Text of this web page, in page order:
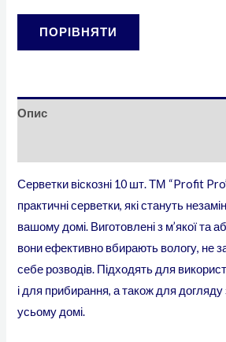
ПОРІВНЯТИ
Опис
Серветки віскозні 10 шт. ТМ “Profit Pro”
практичні серветки, які стануть
вашому домі. Виготовлені з м’якої та
вони ефективно вбирають вологу, не
себе розводів. Підходять для
і для прибирання, а також для
усьому домі.